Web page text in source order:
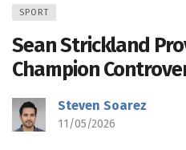
SPORT
Sean Strickland
Champion
Steven Soarez
11/05/2026